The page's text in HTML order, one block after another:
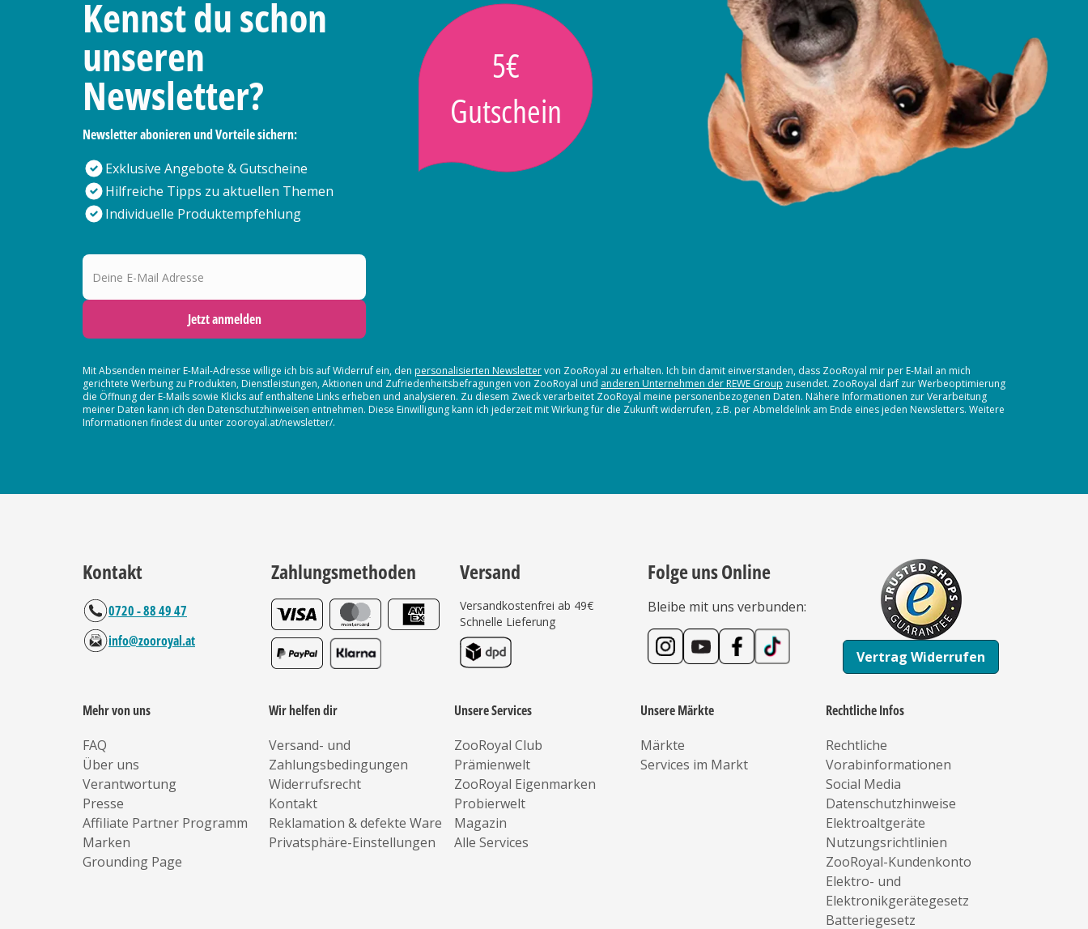
Kennst du schon
unseren
Newsletter?
Newsletter abonieren und Vorteile sichern:
Exklusive Angebote & Gutscheine
Hilfreiche Tipps zu aktuellen Themen
Individuelle Produktempfehlung
5€
Gutschein
Deine E-Mail Adresse
Jetzt anmelden
Mit Absenden meiner E-Mail-Adresse willige ich bis auf Widerruf ein, den personalisierten Newslettervon ZooRoyal zu erhalten. Ich bin damit einverstanden, dass ZooRoyal mir per E-Mail an mich
gerichtete Werbung zu Produkten, Dienstleistungen, Aktionen und Zufriedenheitsbefragungen von ZooRoyal und anderen Unternehmen der REWE Group zusendet. ZooRoyal darf zur Werbeoptimierung
die Öffnung der E-Mails sowie Klicks auf enthaltene Links erheben und analysieren. Zu diesem Zweck verarbeitet ZooRoyal meine personenbezogenen Daten. Nähere Informationen zur Verarbeitung
meiner Daten kann ich den Datenschutzhinweisen entnehmen. Diese Einwilligung kann ich jederzeit mit Wirkung für die Zukunft widerrufen, z.B. per Abmeldelink am Ende eines jeden Newsletters. Weitere
Informationen findest du unter zooroyal.at/newsletter/.
Kontakt
0720 - 88 49 47
info@zooroyal.at
Zahlungsmethoden Versand
Versandkostenfrei ab 49€
Schnelle Lieferung
Folge uns Online
Bleibe mit uns verbunden:
Vertrag Widerrufen
Mehr von uns
FAQ
Über uns
Verantwortung
Presse
Affiliate Partner Programm
Marken
Grounding Page
Wir helfen dir
Versand- und
Zahlungsbedingungen
Widerrufsrecht
Kontakt
Reklamation & defekte Ware
Privatsphäre-Einstellungen
Unsere Services
ZooRoyal Club
Prämienwelt
ZooRoyal Eigenmarken
Probierwelt
Magazin
Alle Services
Unsere Märkte
Märkte
Services im Markt
Rechtliche Infos
Rechtliche
Vorabinformationen
Social Media
Datenschutzhinweise
Elektroaltgeräte
Nutzungsrichtlinien
ZooRoyal-Kundenkonto
Elektro- und
Elektronikgerätegesetz
Batteriegesetz